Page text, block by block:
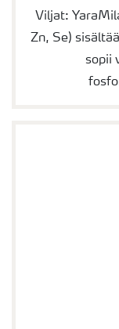
Viljat:
Zn, Se)
sopii